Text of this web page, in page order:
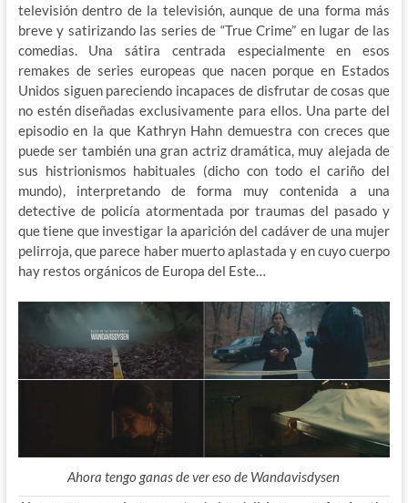
televisión dentro de la televisión, aunque de una forma más
breve y satirizando las series de “True Crime” en lugar de las
comedias. Una sátira centrada especialmente en esos
remakes de series europeas que nacen porque en Estados
Unidos siguen pareciendo incapaces de disfrutar de cosas que
no estén diseñadas exclusivamente para ellos. Una parte del
episodio en la que Kathryn Hahn demuestra con creces que
puede ser también una gran actriz dramática, muy alejada de
sus histrionismos habituales (dicho con todo el cariño del
mundo), interpretando de forma muy contenida a una
detective de policía atormentada por traumas del pasado y
que tiene que investigar la aparición del cadáver de una mujer
pelirroja, que parece haber muerto aplastada y en cuyo cuerpo
hay restos orgánicos de Europa del Este…
Ahora tengo ganas de ver eso de Wandavisdysen